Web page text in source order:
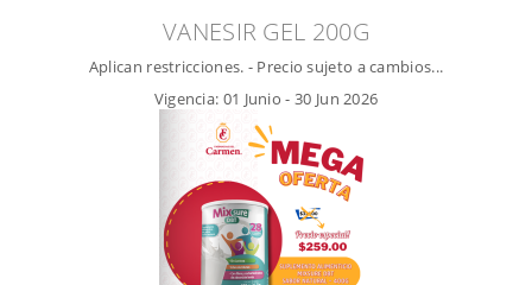
VANESIR GEL 200G
Aplican restricciones. - Precio sujeto a cambios...
Vigencia: 01 Junio - 30 Jun 2026